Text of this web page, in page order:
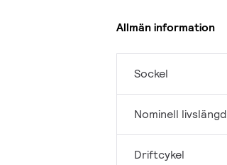
Allmän information
Sockel
Nominell livslängd
Driftcykel